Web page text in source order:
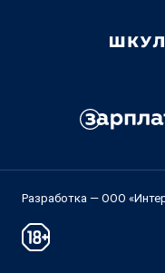
Разработка — ООО